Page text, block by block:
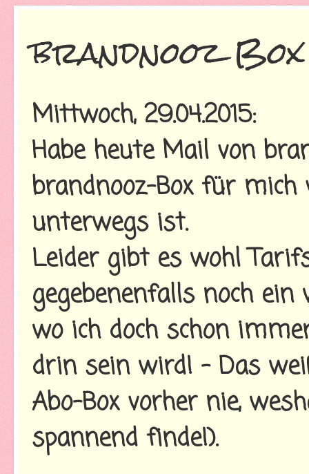
brandnooz
Mittwoch, 29.04.2015:
Habe heute Mail von
brandnooz-Box für
unterwegs ist.
Leider gibt es wohl
gegebenenfalls noch
wo ich doch schon
drin sein wird! - Das
Abo-Box vorher nie,
spannend finde!).